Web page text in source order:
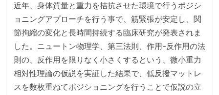
近年、身体質量と重力を拮抗させた環境で行うポジシ
ョニングアプローチを行う事で、筋緊張が安定し、関
節拘縮の変化と長時間持続する臨床研究が発表されま
した。ニュートン物理学、第三法則、作用-反作用の法
則の、反作用を限りなく小さくするという、微小重力
相対性理論の仮説を実証した結果で、低反撥マットレ
スを数枚重ねてポジショニングを行うことで仮説の立